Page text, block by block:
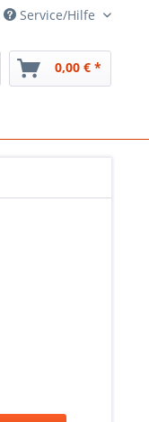
Service/Hilfe
0,00 € *